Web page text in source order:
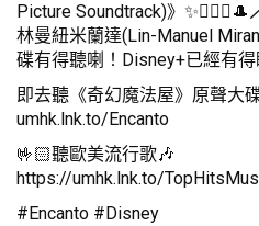
Picture Soundtrack)》
林曼紐米蘭達(Lin-Manuel
碟有得聽喇！Disney+已經有得
即去聽《奇幻魔法屋》原聲大碟
umhk.lnk.to/Encanto
🤟🏻聽歐美流行歌🎶
https://umhk.lnk.to/
#Encanto #Disney